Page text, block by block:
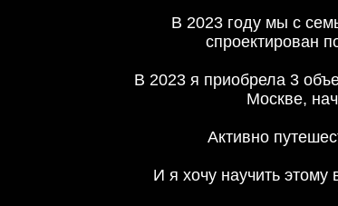
В 2023 году мы с
спроектирован
В 2023 я приобрела 3
Москве,
Активно
И я хочу научить